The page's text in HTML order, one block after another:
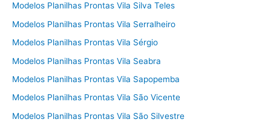
Modelos Planilhas Prontas Vila Silva Teles
Modelos Planilhas Prontas Vila Serralheiro
Modelos Planilhas Prontas Vila Sérgio
Modelos Planilhas Prontas Vila Seabra
Modelos Planilhas Prontas Vila Sapopemba
Modelos Planilhas Prontas Vila São Vicente
Modelos Planilhas Prontas Vila São Silvestre